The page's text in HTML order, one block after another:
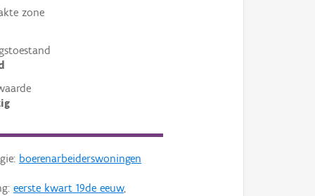
zone
boerenarbeiderswoningen
eerste kwart 19de eeuw,